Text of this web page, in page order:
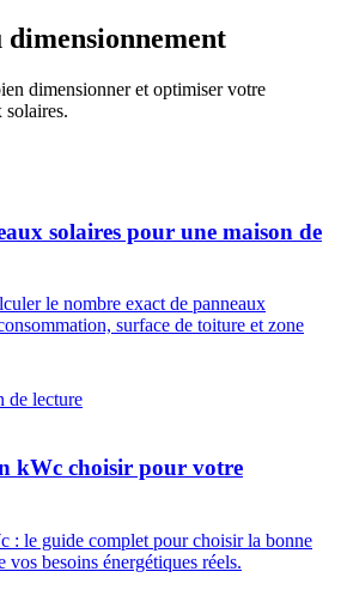
dimensionner et optimiser votre
solaires.
solaires pour une maison de
le nombre exact de panneaux
surface de toiture et zone
de lecture
kWc choisir pour votre
: le guide complet pour choisir la bonne
vos besoins énergétiques réels.